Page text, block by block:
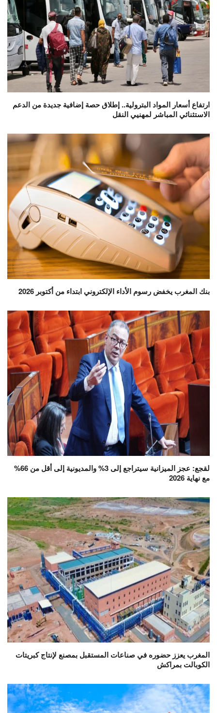
ارتفاع أسعار المواد البترولية.. إطلاق حصة إضافية جديدة من الدعم
الاستثنائي المباشر لمهنيي النقل
بنك المغرب يخفض رسوم الأداء الإلكتروني ابتداء من أكتوبر 2026
لقجع: عجز الميزانية سيتراجع إلى 3% والمديونية إلى أقل من 66%
مع نهاية 2026
المغرب يعزز حضوره في صناعات المستقبل بمصنع لإنتاج كبريتات
الكوبالت بمراكش